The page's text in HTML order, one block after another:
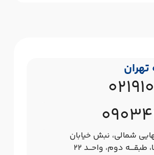
شمالی، نبش خیابان
دوم، واحـــد ۲۲